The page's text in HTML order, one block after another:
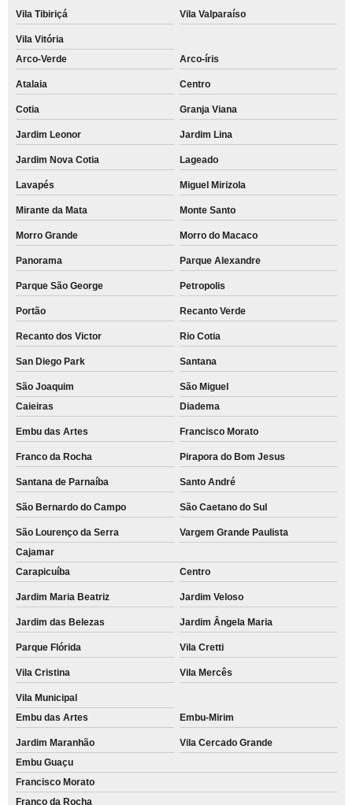
Vila Tibiriçá Vila Valparaíso
Vila Vitória
Arco-Verde
Arco-íris
Atalaia Centro
Cotia Granja Viana
Jardim Leonor Jardim Lina
Jardim Nova Cotia Lageado
Lavapés Miguel Mirizola
Mirante da Mata Monte Santo
Morro Grande Morro do Macaco
Panorama Parque Alexandre
Parque São George Petropolis
Portão Recanto Verde
Recanto dos Victor Rio Cotia
San Diego Park Santana
São Joaquim
São Miguel
Caieiras
Diadema
Embu das Artes Francisco Morato
Franco da Rocha Pirapora do Bom Jesus
Santana de Parnaíba Santo André
São Bernardo do Campo São Caetano do Sul
São Lourenço da Serra
Vargem Grande Paulista
Cajamar
Carapicuíba
Centro
Jardim Maria Beatriz Jardim Veloso
Jardim das Belezas Jardim Ângela Maria
Parque Flórida Vila Cretti
Vila Cristina Vila Mercês
Vila Municipal
Embu das Artes
Embu-Mirim
Jardim Maranhão
Vila Cercado Grande
Embu Guaçu
Francisco Morato
Franco da Rocha